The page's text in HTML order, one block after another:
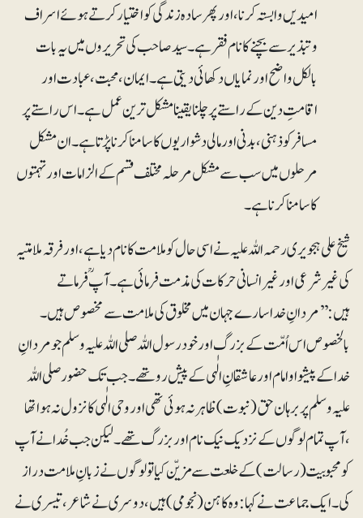
امیدیں وابستہ کرنا، اور پھر سادہ زندگی کو اختیار کرتے ہوئے اسراف
وتبذیر سے بچنے کا نام فقر ہے۔ سید صاحب کی تحریروں میں یہ بات
بالکل واضح اور نمایاں دکھائی دیتی ہے۔ ایمان، محبت، عبادت اور
اقامتِ دین کے راستے پر چلنا یقینا مشکل ترین عمل ہے ۔ اس راستے پر
مسافر کو ذہنی، بدنی اور مالی دشواریوں کا سامنا کرنا پڑتا ہے۔ ان مشکل
مرحلوں میں سب سے مشکل مرحلہ مختلف قسم کے الزامات اور تہمتوں
کا سامنا کرنا ہے۔
شیخ علی ہجویری رحمہ اللہ علیہ نے اسی حال کو ملامت کا نام دیا ہے، اور فرقہ ملامتیہ
کی غیرشرعی اور غیر انسانی حرکات کی مذمت فرمائی ہے۔ آپؒ فرماتے
ہیں:’’مردانِ خدا سارے جہان میں مخلوق کی ملامت سے مخصوص ہیں۔
بالخصوص اس اُمّت کے بزرگ اور خود رسول اللہ صلی اللہ علیہ وسلم جو مردانِ
خدا کے پیشوا وامام اور عاشقانِ الٰہی کے پیش رو تھے۔ جب تک حضور صلی اللہ
علیہ وسلم پر برہان حق (نبوت) ظاہر نہ ہوئی تھی اور وحی الٰہی کا نزول نہ ہوا تھا
،آپ تمام لوگوں کے نزدیک نیک نام اور بزرگ تھے۔ لیکن جب خُدا نے آپ
کو محبوبیت (رسالت)کے خلعت سے مزیّن کیا تو لوگوں نے زبانِ ملامت دراز
کی۔ ایک جماعت نے کہا: وہ کاہن (نجومی) ہیں، دوسری نے شاعر، تیسری نے